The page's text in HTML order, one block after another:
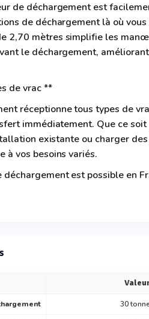
de déchargement est
de déchargement là où vous
2,70 mètres simplifie les
le déchargement,
de vrac **
réceptionne tous types de
immédiatement. Que ce
existante ou charger des
à vos besoins variés.
est possible en
30